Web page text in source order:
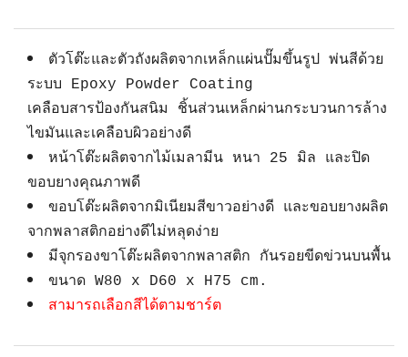
ตัวโต๊ะและตัวถังผลิตจากเหล็กแผ่นปั๊มขึ้นรูป พ่นสีด้วย
ระบบ Epoxy Powder Coating
เคลือบสารป้องกันสนิม ชิ้นส่วนเหล็กผ่านกระบวนการล้าง
ไขมันและเคลือบผิวอย่างดี
หน้าโต๊ะผลิตจากไม้เมลามีน หนา 25 มิล และปิด
ขอบยางคุณภาพดี
ขอบโต๊ะผลิตจากมิเนียมสีขาวอย่างดี และขอบยางผลิต
จากพลาสติกอย่างดีไม่หลุดง่าย
มีจุกรองขาโต๊ะผลิตจากพลาสติก กันรอยขีดข่วนบนพื้น
ขนาด W80 x D60 x H75 cm.
สามารถเลือกสีได้ตามชาร์ต